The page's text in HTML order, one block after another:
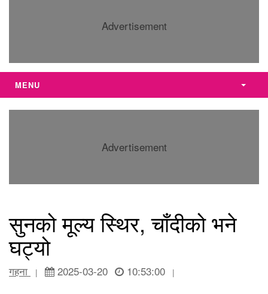
Advertisement
MENU
Advertisement
सुनको मूल्य स्थिर, चाँदीको भने
घट्यो
गहना | 2025-03-20 10:53:00 |